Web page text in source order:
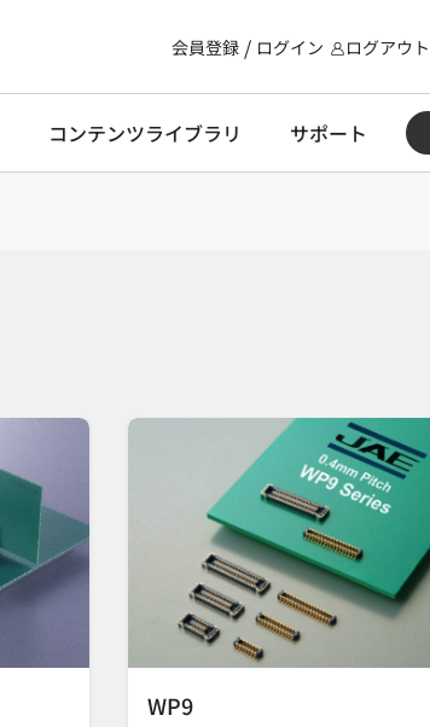
会員登録 ログイン ログアウト
コンテンツライブラリ サポート
WP9